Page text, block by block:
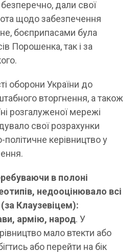
дали свої
щодо забезпечення
боєприпасами була
Порошенка, так і за
оборони України до
вторгнення, а також
розгалуженої мережі
свої розрахунки
політичне керівництво у
в полоні
недооцінювало всі
Клаузевіцем):
армію, народ. У
мало втекти або
або перейти на бік